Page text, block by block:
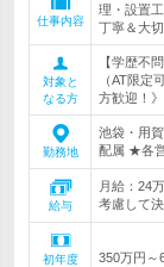
仕事内容
理・設置
丁寧＆大
対象と
なる方
【学歴不
（AT限
方歓迎！》
勤務地
池袋・用
配属 ★各
給与
月給：24
考慮して
初年度
350万円～